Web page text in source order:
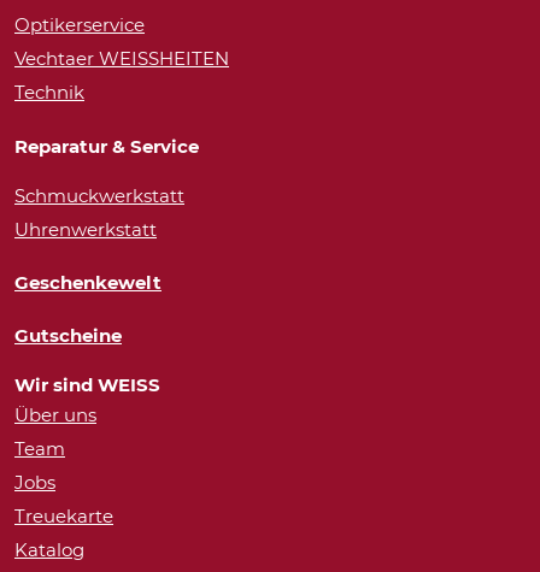
Optikerservice
Vechtaer WEISSHEITEN
Technik
Reparatur & Service
Schmuckwerkstatt
Uhrenwerkstatt
Geschenkewelt
Gutscheine
Wir sind WEISS
Über uns
Team
Jobs
Treuekarte
Katalog